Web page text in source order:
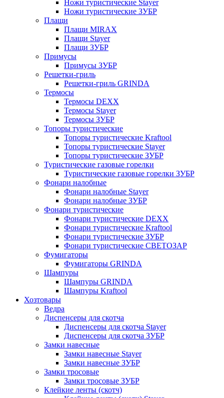
Ножи туристические Stayer
Ножи туристические ЗУБР
Плащи
Плащи MIRAX
Плащи Stayer
Плащи ЗУБР
Примусы
Примусы ЗУБР
Решетки-гриль
Решетки-гриль GRINDA
Термосы
Термосы DEXX
Термосы Stayer
Термосы ЗУБР
Топоры туристические
Топоры туристические Kraftool
Топоры туристические Stayer
Топоры туристические ЗУБР
Туристические газовые горелки
Туристические газовые горелки ЗУБР
Фонари налобные
Фонари налобные Stayer
Фонари налобные ЗУБР
Фонари туристические
Фонари туристические DEXX
Фонари туристические Kraftool
Фонари туристические ЗУБР
Фонари туристические СВЕТОЗАР
Фумигаторы
Фумигаторы GRINDA
Шампуры
Шампуры GRINDA
Шампуры Kraftool
Хозтовары
Ведра
Диспенсеры для скотча
Диспенсеры для скотча Stayer
Диспенсеры для скотча ЗУБР
Замки навесные
Замки навесные Stayer
Замки навесные ЗУБР
Замки тросовые
Замки тросовые ЗУБР
Клейкие ленты (скотч)